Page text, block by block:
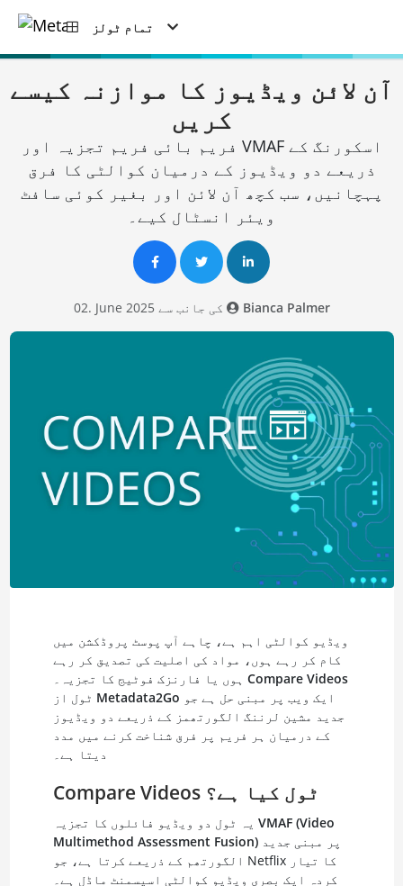
تمام ٹولز
آن لائن ویڈیوز کا موازنہ کیسے
کریں
فریم بائی فریم تجزیہ اور VMAF اسکورنگ کے
ذریعے دو ویڈیوز کے درمیان کوالٹی کا فرق
پہچانیں، سب کچھ آن لائن اور بغیر کوئی سافٹ
ویئر انسٹال کیے۔
Bianca Palmer
ویڈیو کوالٹی اہم ہے، چاہے آپ پوسٹ پروڈکشن میں
کام کر رہے ہوں، مواد کی اصلیت کی تصدیق کر رہے
Compare Videos
Metadata2Go
جدید مشین لرننگ الگورتھمز کے ذریعے دو ویڈیوز
کے درمیان ہر فریم پر فرق شناخت کرنے میں مدد
دیتا ہے۔
Compare Videos ٹول کیا ہے؟
VMAF (Video
Multimethod Assessment Fusion)پر مبنی جدید
الگورتھم کے ذریعے کرتا ہے، جو Netflix کا تیار
کردہ ایک بصری ویڈیو کوالٹی اسیسمنٹ ماڈل ہے۔